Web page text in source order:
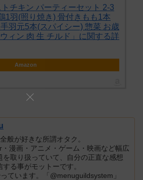
チキン パーティーセット 2-3
1羽(照り焼き) 骨付きもも1本
羽元5本(スパイシー) 惣菜 お歳
ィン 肉 生 チルド」に関する詳
Amazon
般が好きな所謂オタク。
漫画・アニメ・ゲーム・映画など幅広
を取り扱っていて、自分の正直な感想
する事がモットーです。
ています。「@menuguildsystem」